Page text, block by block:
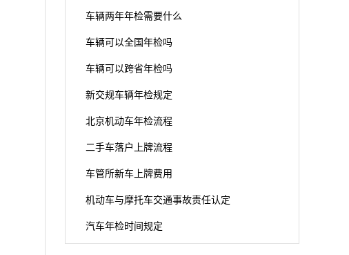
车辆两年年检需要什么
车辆可以全国年检吗
车辆可以跨省年检吗
新交规车辆年检规定
北京机动车年检流程
二手车落户上牌流程
车管所新车上牌费用
机动车与摩托车交通事故责任认定
汽车年检时间规定